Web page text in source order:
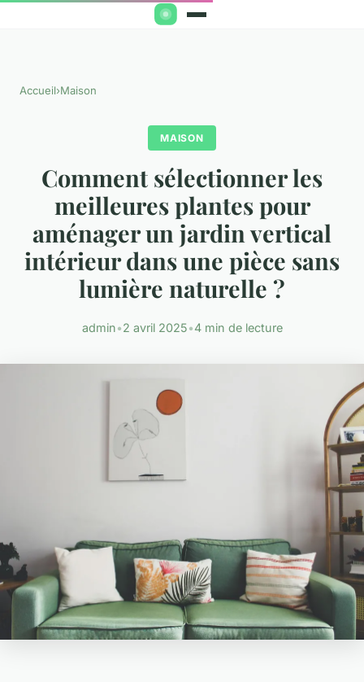
Accueil›Maison
MAISON
Comment sélectionner les
meilleures plantes pour
aménager un jardin vertical
intérieur dans une pièce sans
lumière naturelle ?
admin•2 avril 2025•4 min de lecture